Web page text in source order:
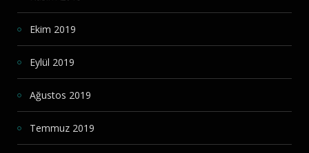
Ekim 2019
Eylül 2019
Ağustos 2019
Temmuz 2019